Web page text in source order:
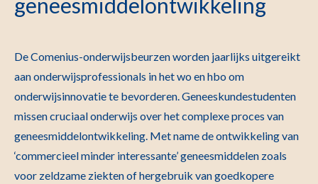
geneesmiddelontwikkeling
De Comenius-onderwijsbeurzen worden jaarlijks uitgereikt
aan onderwijsprofessionals in het wo en hbo om
onderwijsinnovatie te bevorderen. Geneeskundestudenten
missen cruciaal onderwijs over het complexe proces van
geneesmiddelontwikkeling. Met name de ontwikkeling van
‘commercieel minder interessante’ geneesmiddelen zoals
voor zeldzame ziekten of hergebruik van goedkopere